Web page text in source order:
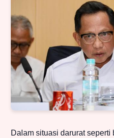
Dalam situasi darurat seperti